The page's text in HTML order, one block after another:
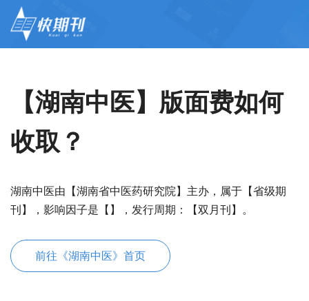
【湖南中医】版面费如何
收取？
湖南中医由【湖南省中医药研究院】主办，属于【省级期
刊】，影响因子是【】，发行周期：【双月刊】。
前往《湖南中医》首页